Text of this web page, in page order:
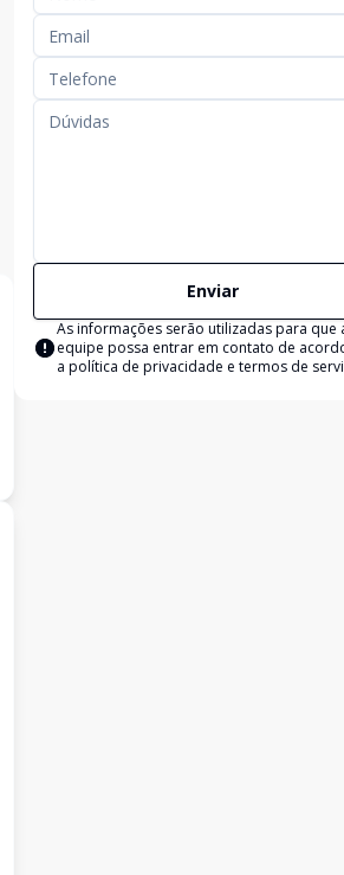
Enviar
As informações serão utilizadas para que
equipe possa entrar em contato de
a política de privacidade e termos de